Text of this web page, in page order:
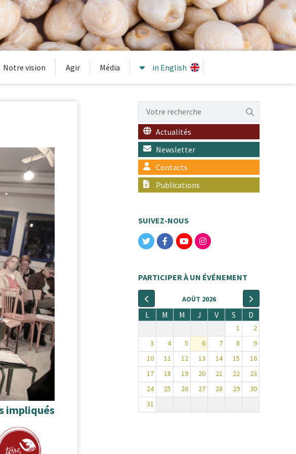
Notre vision Agir Média in English
impliqués
Actualités
Newsletter
Contacts
Publications
SUIVEZ-NOUS
PARTICIPER À UN ÉVÉNEMENT
AOÛT 2026
L M M J V S D
1
2
3
4 5 6 7 8
9
10
11 12 13 14 15
16
17
18 19 20 21 22
23
24
25 26 27 28 29
30
31